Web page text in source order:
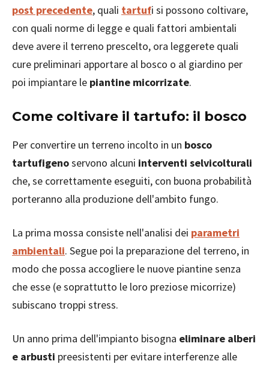
post precedente, quali tartufi si possono coltivare,
con quali norme di legge e quali fattori ambientali
deve avere il terreno prescelto, ora leggerete quali
cure preliminari apportare al bosco o al giardino per
poi impiantare le piantine micorrizate.
Come coltivare il tartufo: il bosco
Per convertire un terreno incolto in un bosco
tartufigenoservono alcuni interventi selvicolturali
che, se correttamente eseguiti, con buona probabilità
porteranno alla produzione dell'ambito fungo.
La prima mossa consiste nell'analisi dei parametri
ambientali. Segue poi la preparazione del terreno, in
modo che possa accogliere le nuove piantine senza
che esse (e soprattutto le loro preziose micorrize)
subiscano troppi stress.
Un anno prima dell'impianto bisogna eliminare alberi
e arbusti preesistenti per evitare interferenze alle